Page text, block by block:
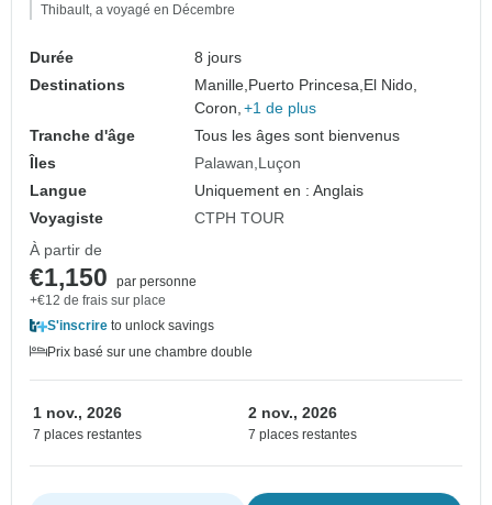
Thibault, a voyagé en Décembre
Durée
8 jours
Destinations
Manille, Puerto Princesa, El Nido,
Coron, +1 de plus
Tranche d'âge
Tous les âges sont bienvenus
Îles
Palawan Luçon
Langue
Uniquement en : Anglais
Voyagiste
CTPH TOUR
À partir de
€1,150
par personne
+€12 de frais sur place
S'inscrire to unlock savings
Prix basé sur une chambre double
1 nov., 2026
7 places restantes
2 nov., 2026
7 places restantes